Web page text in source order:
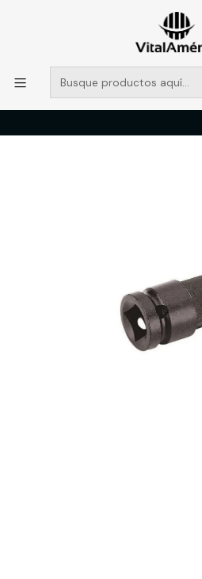
POR SISTEMA FRONTAL SOLO
MUCHAS GRACIAS +569 5956 2237
Leer más
Inicio Catálogo FERRETERIA
REDUCCION